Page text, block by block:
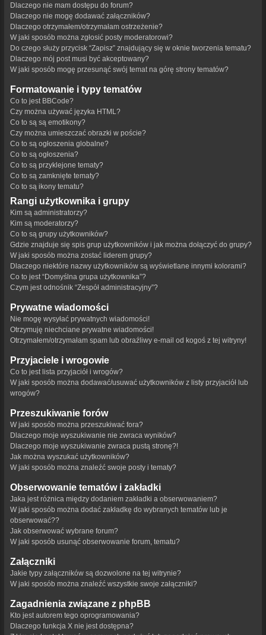
Dlaczego nie mam dostępu do forum?
Dlaczego nie mogę dodawać załączników?
Dlaczego otrzymałem/otrzymałam ostrzeżenie?
W jaki sposób można zgłosić posty moderatorowi?
Do czego służy przycisk “Zapisz” znajdujący się w oknie tworzenia tematu?
Dlaczego mój post musi być akceptowany?
W jaki sposób mogę przesunąć swój temat na górę strony tematów?
Formatowanie i typy tematów
Co to jest BBCode?
Czy można używać języka HTML?
Co to są są emotikony?
Czy można umieszczać obrazki w poście?
Co to są ogłoszenia globalne?
Co to są ogłoszenia?
Co to są przyklejone tematy?
Co to są zamknięte tematy?
Co to są ikony tematu?
Rangi użytkownika i grupy
Kim są administratorzy?
Kim są moderatorzy?
Co to są grupy użytkowników?
Gdzie znajduje się spis grup użytkowników i jak można dołączyć do grupy?
W jaki sposób można zostać liderem grupy?
Dlaczego niektóre nazwy użytkowników są wyświetlane innymi kolorami?
Co to jest “Domyślna grupa użytkownika”?
Czym jest odnośnik “Zespół administracyjny”?
Prywatne wiadomości
Nie mogę wysyłać prywatnych wiadomości!
Otrzymuję niechciane prywatne wiadomości!
Otrzymałem/otrzymałam spam lub obraźliwy e-mail od kogoś z tej witryny!
Przyjaciele i wrogowie
Co to jest lista przyjaciół i wrogów?
W jaki sposób można dodawać/usuwać użytkowników z listy przyjaciół lub
wrogów?
Przeszukiwanie forów
W jaki sposób można przeszukiwać fora?
Dlaczego moje wyszukiwanie nie zwraca wyników?
Dlaczego moje wyszukiwanie zwraca pustą stronę?!
Jak można wyszukać użytkowników?
W jaki sposób można znaleźć swoje posty i tematy?
Obserwowanie tematów i zakładki
Jaka jest różnica między dodaniem zakładki a obserwowaniem?
W jaki sposób można dodać zakładkę do wybranych tematów lub je
obserwować??
Jak obserwować wybrane forum?
W jaki sposób usunąć obserwowanie forum, tematu?
Załączniki
Jakie typy załączników są dozwolone na tej witrynie?
W jaki sposób można znaleźć wszystkie swoje załączniki?
Zagadnienia związane z phpBB
Kto jest autorem tego oprogramowania?
Dlaczego funkcja X nie jest dostępna?